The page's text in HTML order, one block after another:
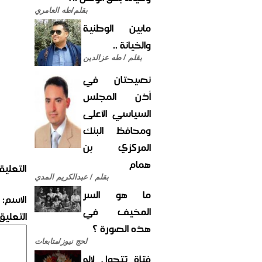
بقلم/طه العامري
مابين الوطنية
والخيانة ..
بقلم / طه عزالدين
نصيحتان في
أذن المجلس
السياسي الأعلى
ومحافظ البنك
المركزي بن
همام
بقلم / عبدالكريم المدي
ما هو السر
المخيف في
هذه الصورة ؟
لحج نيوز/متابعات
الاسم: